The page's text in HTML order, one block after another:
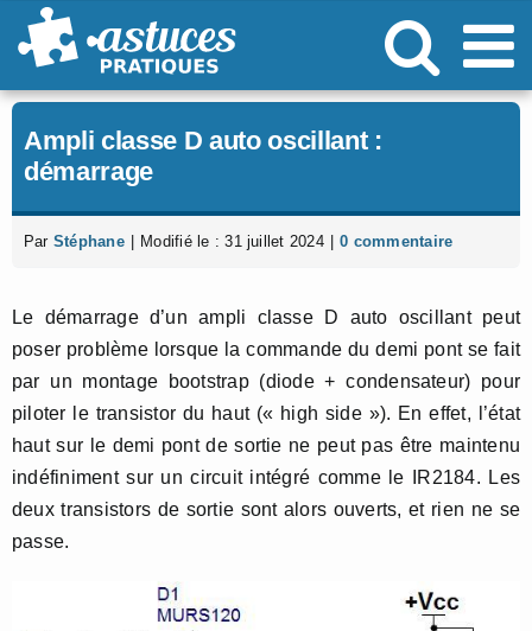
Passer
au
Ampli classe D auto oscillant :
démarrage
Par Stéphane Modifié le : 31 juillet 2024 0 commentaire
Le démarrage d’un ampli classe D auto oscillant peut
poser problème lorsque la commande du demi pont se fait
par un montage bootstrap (diode + condensateur) pour
piloter le transistor du haut (« high side »). En effet, l’état
haut sur le demi pont de sortie ne peut pas être maintenu
indéfiniment sur un circuit intégré comme le IR2184. Les
deux transistors de sortie sont alors ouverts, et rien ne se
passe.